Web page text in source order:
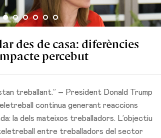
des de casa: diferències
percebut
treballant.” – President Donald Trump
continua generant reaccions
la dels mateixos treballadors. L’objectiu
entre treballadors del sector